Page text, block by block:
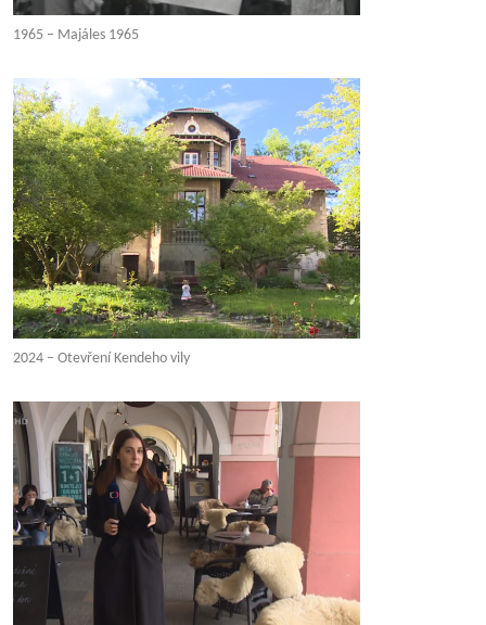
1965 – Majáles 1965
2024 – Otevření Kendeho vily